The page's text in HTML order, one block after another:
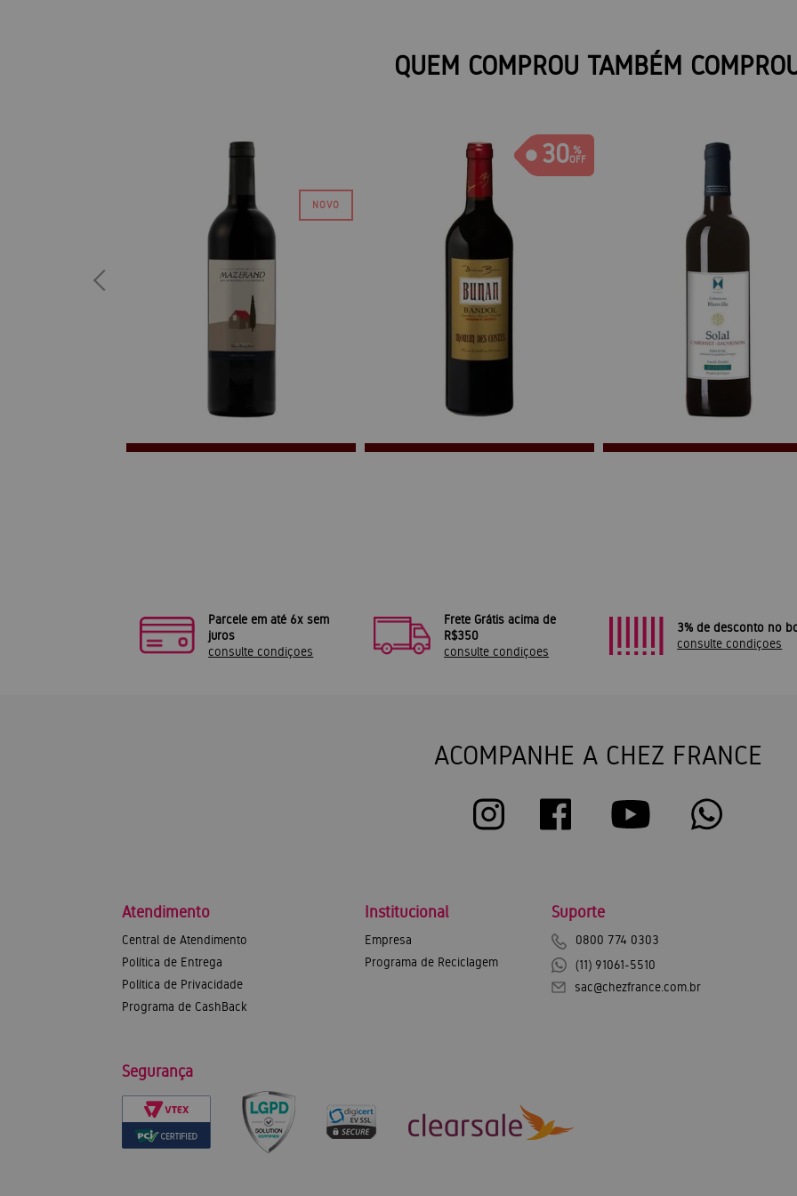
QUEM COMPROU TAMBÉM
30
Parcele em até 6x sem
juros
consulte condiçoes
Frete Grátis acima de
R$350
consulte condiçoes
3% de desconto no
consulte condiçoes
ACOMPANHE A CHEZ FRANCE
Atendimento
Central de Atendimento
Política de Entrega
Política de Privacidade
Programa de CashBack
Institucional
Empresa
Programa de Reciclagem
Suporte
0800 774 0303
(11) 91061-5510
sac@chezfrance.com.br
Segurança